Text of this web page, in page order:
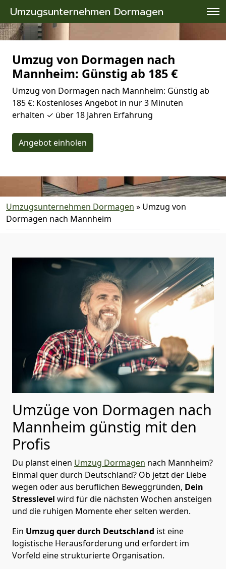
Umzugsunternehmen Dormagen
Umzug von Dormagen nach
Mannheim: Günstig ab 185 €
Umzug von Dormagen nach Mannheim: Günstig ab
185 €: Kostenloses Angebot in nur 3 Minuten
erhalten ✓ über 18 Jahren Erfahrung
Angebot einholen
Umzugsunternehmen Dormagen » Umzug von
Dormagen nach Mannheim
Umzüge von Dormagen nach
Mannheim günstig mit den
Profis
Du planst einen Umzug Dormagen nach Mannheim?
Einmal quer durch Deutschland? Ob jetzt der Liebe
wegen oder aus beruflichen Beweggründen, Dein
Stresslevel wird für die nächsten Wochen ansteigen
und die ruhigen Momente eher selten werden.
Ein Umzug quer durch Deutschland ist eine
logistische Herausforderung und erfordert im
Vorfeld eine strukturierte Organisation.